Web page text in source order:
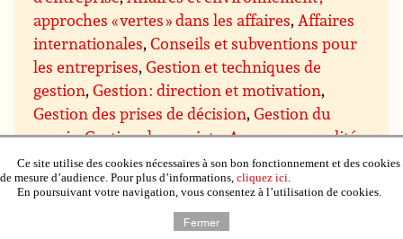
approches « vertes » dans les affaires,Affaires
internationales,Conseils et subventions pour
les entreprises,Gestion et techniques de
gestion,Gestion : direction et motivation,
Gestion des prises de décision,Gestion du
savoir,Gestion des projets,Assurance qualité
et qualité totale,Gestion du temps,Gestion de
domaines particuliers,Gestion budgétaire et
Gestion du personnel et des
ressources humaines,Gestion de l’immobilier,
Ce site utilise des cookies nécessaires à son bon fonctionnement et des cookies
de mesure d’audience. Pour plus d’informations, cliquez ici.
En poursuivant votre navigation, vous consentez à l’utilisation de cookies.
Fermer